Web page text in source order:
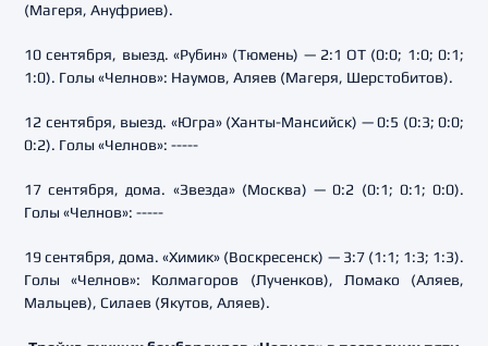
(Магеря, Ануфриев).
10 сентября, выезд. «Рубин» (Тюмень) — 2:1 ОТ (0:0; 1:0; 0:1;
1:0). Голы «Челнов»: Наумов, Аляев (Магеря, Шерстобитов).
12 сентября, выезд. «Югра» (Ханты-Мансийск) — 0:5 (0:3; 0:0;
0:2). Голы «Челнов»: -----
17 сентября, дома. «Звезда» (Москва) — 0:2 (0:1; 0:1; 0:0).
Голы «Челнов»: -----
19 сентября, дома. «Химик» (Воскресенск) — 3:7 (1:1; 1:3; 1:3).
Голы «Челнов»: Колмагоров (Лученков), Ломако (Аляев,
Мальцев), Силаев (Якутов, Аляев).